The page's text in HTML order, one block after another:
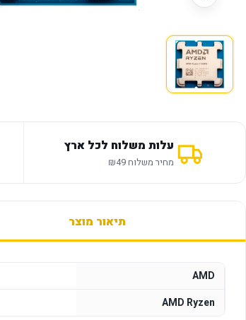
עלות משלוח לכל ארץ
מחיר משלוח ₪49
תיאור מוצר
AMD
AMD Ryzen